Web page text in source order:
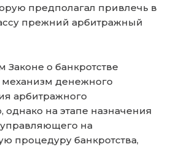
предполагал привлечь в
прежний арбитражный
о банкротстве
денежного
арбитражного
на этапе назначения
на
процедуру банкротства,